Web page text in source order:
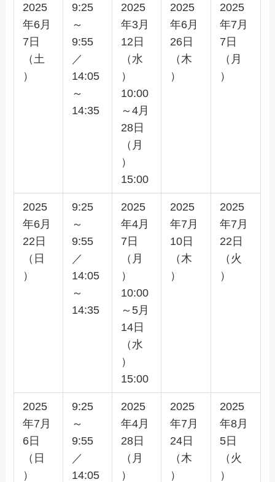
2025
年6月
7日
（土
）
9:25
～
9:55
／
14:05
～
14:35
2025
年3月
12日
（水
）
10:00
～4月
28日
（月
）
15:00
2025
年6月
26日
（木
）
2025
年7月
7日
（月
）
2025
年6月
22日
（日
）
9:25
～
9:55
／
14:05
～
14:35
2025
年4月
7日
（月
）
10:00
～5月
14日
（水
）
15:00
2025
年7月
10日
（木
）
2025
年7月
22日
（火
）
2025
年7月
6日
（日
）
9:25
～
9:55
／
14:05
2025
年4月
28日
（月
）
2025
年7月
24日
（木
）
2025
年8月
5日
（火
）